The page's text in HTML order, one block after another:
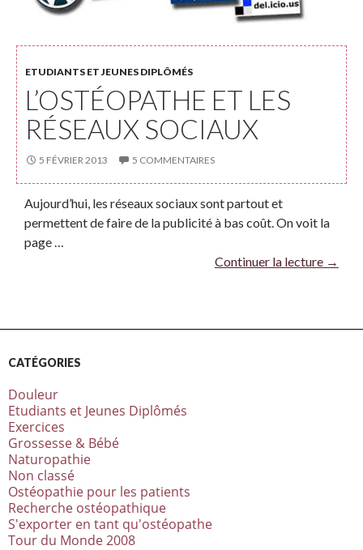
ETUDIANTS ET JEUNES DIPLÔMÉS
L’OSTÉOPATHE ET LES
RÉSEAUX SOCIAUX
5 FÉVRIER 2013 5 COMMENTAIRES
Aujourd’hui, les réseaux sociaux sont partout et
permettent de faire de la publicité à bas coût. On voit la
page …
Continuer la lecture →
CATÉGORIES
Douleur
Etudiants et Jeunes Diplômés
Exercices
Grossesse & Bébé
Naturopathie
Non classé
Ostéopathie pour les patients
Recherche ostéopathique
S'exporter en tant qu'ostéopathe
Tour du Monde 2008